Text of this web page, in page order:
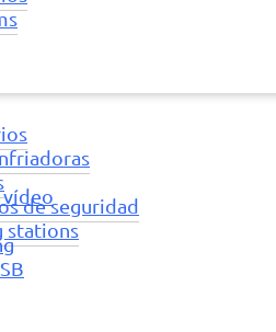
de seguridad
stations